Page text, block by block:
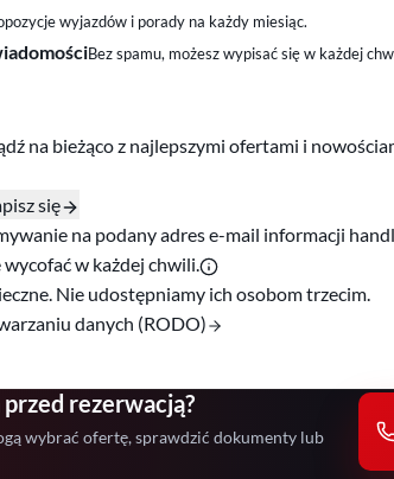
wyjazdów i porady na każdy miesiąc.
Bez spamu, możesz wypisać się w każdej
na bieżąco z najlepszymi ofertami i
się
na podany adres e-mail informacji
w każdej chwili.
Nie udostępniamy ich osobom trzecim.
danych (RODO)
rezerwacją?
wybrać ofertę, sprawdzić dokumenty lub